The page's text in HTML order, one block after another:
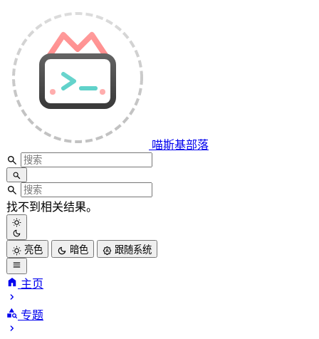
喵斯基部落
找不到相关结果。
亮色 暗色 跟随系统
主页
专题